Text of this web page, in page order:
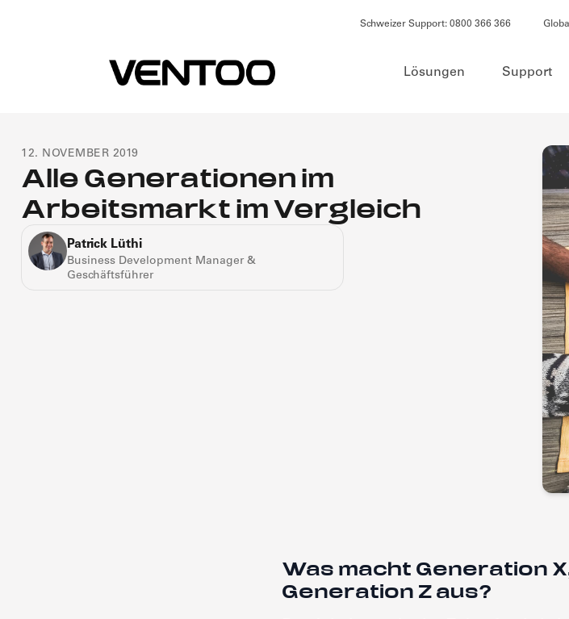
Schweizer Support: 0800 366 366
Lösungen Support
12. NOVEMBER 2019
Alle Generationen im
Arbeitsmarkt im Vergleich
Patrick Lüthi
Business Development Manager &
Geschäftsführer
Was macht Generation
Generation Z aus?